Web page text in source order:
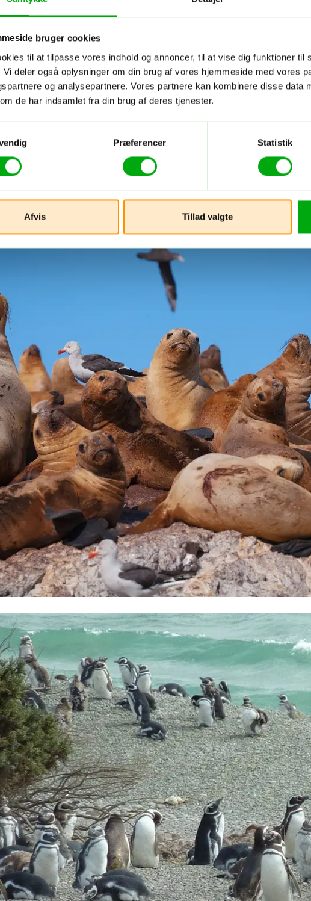
bruger cookies
til at tilpasse vores indhold og annoncer, til at vise dig funktioner til
deler også oplysninger om din brug af vores hjemmeside med vores
og analysepartnere. Vores partnere kan kombinere disse data
de har indsamlet fra din brug af deres tjenester.
Præferencer Statistik
Afvis Tillad valgte